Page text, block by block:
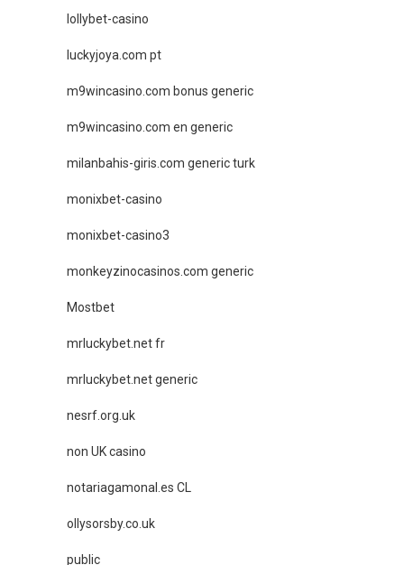
lollybet-casino
luckyjoya.com pt
m9wincasino.com bonus generic
m9wincasino.com en generic
milanbahis-giris.com generic turk
monixbet-casino
monixbet-casino3
monkeyzinocasinos.com generic
Mostbet
mrluckybet.net fr
mrluckybet.net generic
nesrf.org.uk
non UK casino
notariagamonal.es CL
ollysorsby.co.uk
public